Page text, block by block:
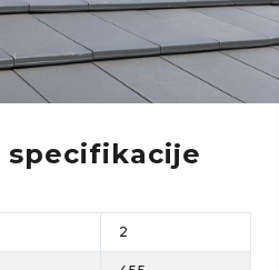
specifikacije
2